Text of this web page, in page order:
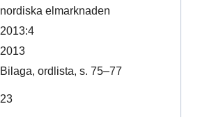
nordiska elmarknaden
2013:4
2013
Bilaga, ordlista, s. 75–77
23